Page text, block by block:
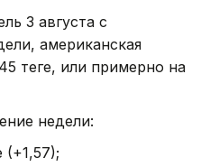
3 августа с
американская
теңге, или примерно на
недели:
(+1,57);